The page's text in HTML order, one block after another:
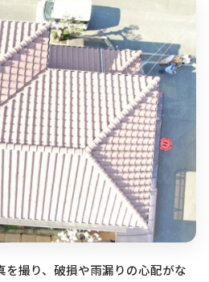
を撮り、破損や雨漏りの心配がな